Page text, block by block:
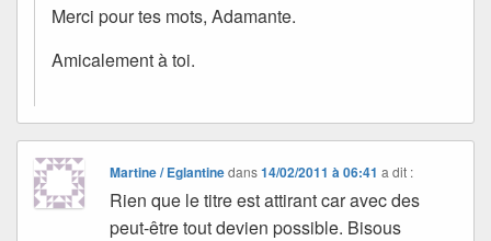
Merci pour tes mots, Adamante.
Amicalement à toi.
Martine / Eglantinedans14/02/2011 à 06:41 a dit :
Rien que le titre est attirant car avec des
peut-être tout devien possible. Bisous